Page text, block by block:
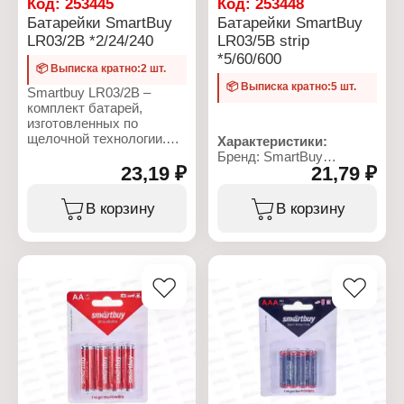
Батарейки SmartBuy
LR03/2B *2/24/240
📦 Выписка кратно:2 шт.
Smartbuy LR03/2B –
комплект батарей,
изготовленных по
щелочной технологии.
заряд, сохраняют
работоспособность при
низкой температуре и
имеют длительный срок
– один из наиболее
стандартов элементов
питания. Так
называемые
"мизинчиковые"
батарейки применяются
в бытовых приборах,
цифровых камерах,
фонариках, игрушках и
многих других
23,19 ₽
В корзину
Батарейки SmartBuy
LR03/5B strip
*5/60/600
📦 Выписка кратно:5 шт.
Характеристики:
Бренд: SmartBuy
Артикул: SBBA-3A05B
Серия: ULTRA ALKALINE
Тип товара: Батарейка
Типоразмер: LR03, ААА
Количество в упаковке: 5
Размер: 44x10,5х10,5
Условия хранения: от -20
до +35 С
Взаимозаместимость:
AM4, 24A, MN2400, E92,
K3A, LR03
21,79 ₽
В корзину